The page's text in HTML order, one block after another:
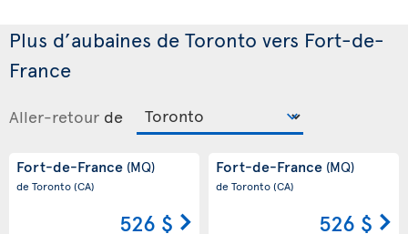
Plus d’aubaines de Toronto vers Fort-de-
France
Aller-retour de
Fort-de-France (MQ)
de Toronto(CA)
526 $
Fort-de-France (MQ)
de Toronto(CA)
526 $